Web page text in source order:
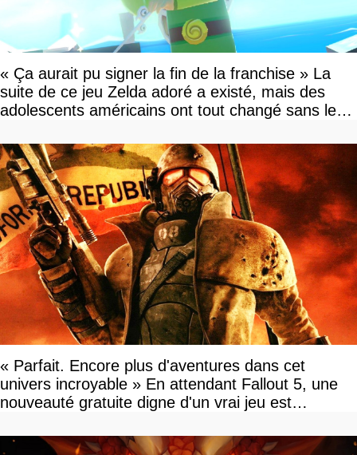
« Ça aurait pu signer la fin de la franchise » La
suite de ce jeu Zelda adoré a existé, mais des
adolescents américains ont tout changé sans le
« Parfait. Encore plus d'aventures dans cet
univers incroyable » En attendant Fallout 5, une
nouveauté gratuite digne d'un vrai jeu est